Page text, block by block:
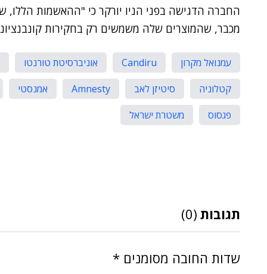
החברה הדגישה בפני הניו יורקר כי "ההאשמות הללו,
מכבר, שהמוצרים שלה משמשים רק בחקירות
עמנואל מקרון Candiru אוניברסיטת טורנטו
קטלוניה
סיטיזן לאב Amnesty אמנסטי
פגסוס
משטרת ישראל
תגובות (0)
שדות החובה מסומנים *